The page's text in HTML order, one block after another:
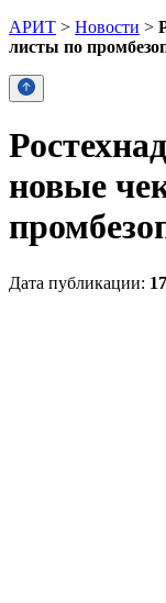
АРИТ > Новости >
листы по
новые
Дата публикации: